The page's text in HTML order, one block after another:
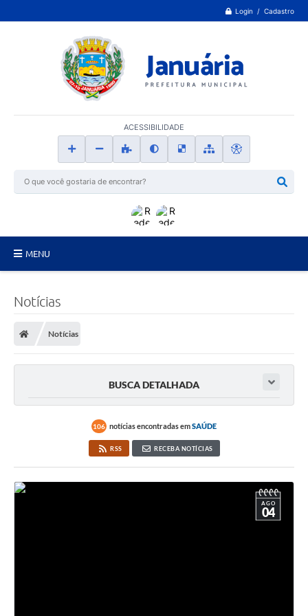
Login / Cadastro
ACESSIBILIDADE
MENU
Secretarias
Editais
Transparência Pública
Notícias
Notícias
BUSCA DETALHADA
106 notícias encontradas emSAÚDE
RSS RECEBA NOTÍCIAS
AGO
04